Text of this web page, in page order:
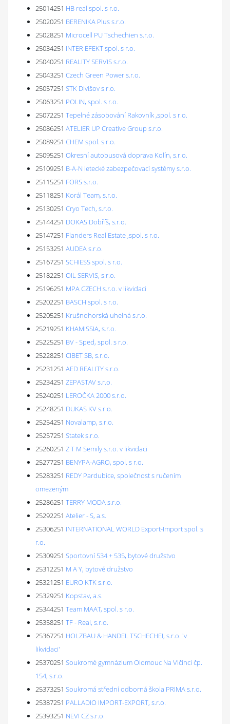
25014251 HB real spol. s r.o.
25020251 BERENIKA Plus s.r.o.
25028251 Microcell PU Tschechien s.r.o.
25034251 INTER EFEKT spol. s r.o.
25040251 REALITY SERVIS s.r.o.
25043251 Czech Green Power s.r.o.
25057251 STK Divišov s.r.o.
25063251 POLIN, spol. s r.o.
25072251 Tepelné zásobování Rakovník ,spol. s r.o.
25086251 ATELIER UP Creative Group s.r.o.
25089251 CHEM spol. s r.o.
25095251 Okresní autobusová doprava Kolín, s.r.o.
25109251 B-A-N letecké zabezpečovací systémy s.r.o.
25115251 FORS s.r.o.
25118251 Korál Team, s.r.o.
25130251 Cryo Tech, s.r.o.
25144251 DOKAS Dobříš, s.r.o.
25147251 Flanders Real Estate ,spol. s r.o.
25153251 AUDEA s.r.o.
25167251 SCHIESS spol. s r.o.
25182251 OIL SERVIS, s.r.o.
25196251 MPA CZECH s.r.o. v likvidaci
25202251 BASCH spol. s r.o.
25205251 Krušnohorská uhelná s.r.o.
25219251 KHAMISSIA, s.r.o.
25225251 BV - Sped, spol. s r.o.
25228251 CIBET SB, s.r.o.
25231251 AED REALITY s.r.o.
25234251 ZEPASTAV s.r.o.
25240251 LEROČKA 2000 s.r.o.
25248251 DUKAS KV s.r.o.
25254251 Novalamp, s.r.o.
25257251 Statek s.r.o.
25260251 Z T M Semily s.r.o. v likvidaci
25277251 BENYPA-AGRO, spol. s r.o.
25283251 REDY Pardubice, společnost s ručením
omezeným
25286251 TERRY MODA s.r.o.
25292251 Atelier - S, a.s.
25306251 INTERNATIONAL WORLD Export-Import spol. s
r.o.
25309251 Sportovní 534 + 535, bytové družstvo
25312251 M A Y, bytové družstvo
25321251 EURO KTK s.r.o.
25329251 Kopstav, a.s.
25344251 Team MAAT, spol. s r.o.
25358251 TF - Real, s.r.o.
25367251 HOLZBAU & HANDEL TSCHECHEI, s.r.o. 'v
likvidaci'
25370251 Soukromé gymnázium Olomouc Na Vlčinci čp.
154, s.r.o.
25373251 Soukromá střední odborná škola PRIMA s.r.o.
25387251 PALLADIO IMPORT-EXPORT, s.r.o.
25393251 NEVI CZ s.r.o.